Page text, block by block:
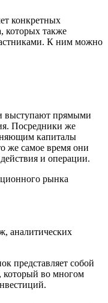
конкретных
которых также
К ним можно
выступают прямыми
Посредники же
капиталы
же самое время они
и операции.
рынка
аналитических
представляет собой
который во многом